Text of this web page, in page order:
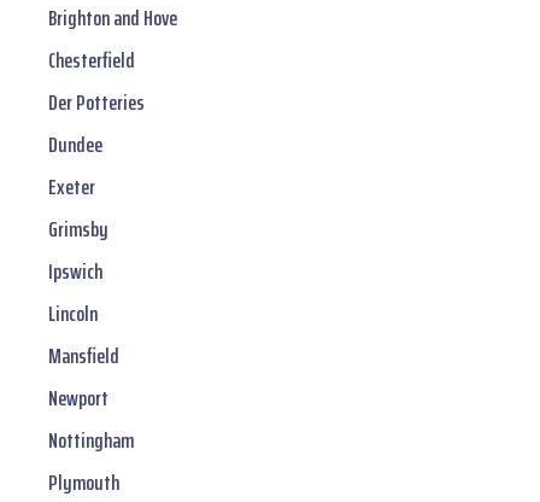
Brighton and Hove
Chesterfield
Der Potteries
Dundee
Exeter
Grimsby
Ipswich
Lincoln
Mansfield
Newport
Nottingham
Plymouth